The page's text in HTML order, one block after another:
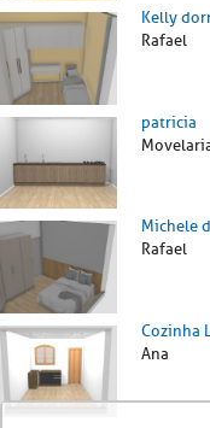
Kelly
Rafael
patricia
Michele
Rafael
Cozinha
Ana